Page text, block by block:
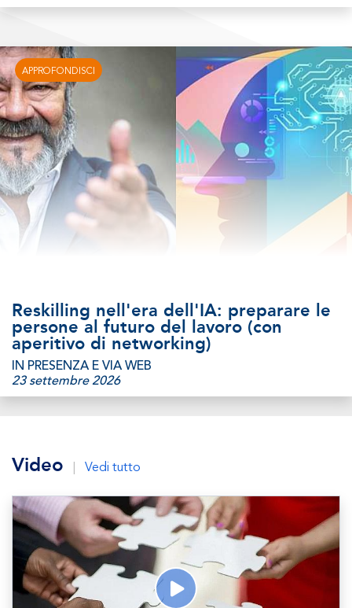
Reskilling nell'era dell'IA: preparare le
persone al futuro del lavoro (con
aperitivo di networking)
IN PRESENZA E VIA WEB
23 settembre 2026
APPROFONDISCI
Video Vedi tutto